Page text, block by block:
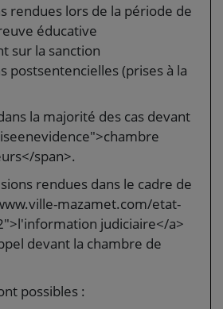
rendues lors de la période de
éducative
sur la sanction
postsentencielles (prises à la
la majorité des cas devant
span>.
rendues dans le cadre de
mazamet.com/etat-
judiciaire</a>
devant la chambre de
possibles :